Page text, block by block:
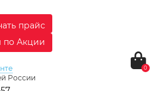
прайс
по Акции
России
0